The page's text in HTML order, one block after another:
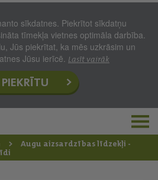
sīkdatnes. Piekrītot sīkdatņu
tīmekļa vietnes optimāla darbība.
Jūs piekrītat, ka mēs uzkrāsim un
Jūsu ierīcē. Lasīt vairāk
PIEKRĪTU
Augu aizsardzības līdzekļi -